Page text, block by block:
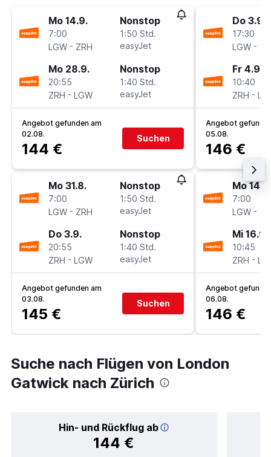
Mo 14.9.
7:00
LGW - ZRH
Nonstop
1:50 Std.
easyJet
Mo 28.9.
20:55
ZRH - LGW
Nonstop
1:40 Std.
easyJet
Angebot gefunden am
02.08.
144 €
Suchen
Mo 31.8.
7:00
LGW - ZRH
Nonstop
1:50 Std.
easyJet
Do 3.9.
20:55
ZRH - LGW
Nonstop
1:40 Std.
easyJet
Angebot gefunden am
03.08.
145 €
Suchen
Do 3.9.
17:30
LGW -
Fr 4.9.
10:40
ZRH -
Angebot
05.08.
146 €
Mo 14.9.
7:00
LGW -
Mi 16.9.
10:45
ZRH -
Angebot
06.08.
146 €
Suche nach Flügen von London
Gatwick nach Zürich
Hin- und Rückflug ab
144 €